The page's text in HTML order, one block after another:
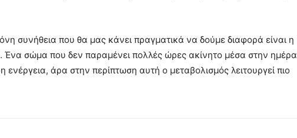
συνήθεια που θα μας κάνει πραγματικά να δούμε διαφορά είναι η
Ένα σώμα που δεν παραμένει πολλές ώρες ακίνητο μέσα στην ημέρα
ενέργεια, άρα στην περίπτωση αυτή ο μεταβολισμός λειτουργεί πιο